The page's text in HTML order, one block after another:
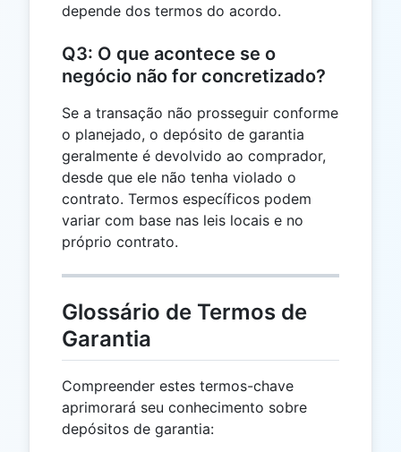
depende dos termos do acordo.
Q3: O que acontece se o
negócio não for concretizado?
Se a transação não prosseguir conforme
o planejado, o depósito de garantia
geralmente é devolvido ao comprador,
desde que ele não tenha violado o
contrato. Termos específicos podem
variar com base nas leis locais e no
próprio contrato.
Glossário de Termos de
Garantia
Compreender estes termos-chave
aprimorará seu conhecimento sobre
depósitos de garantia: